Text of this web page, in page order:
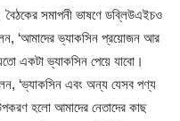
বৈঠকের সমাপনী ভাষণে ডব্লিউএইচও
‘আমাদের ভ্যাকসিন প্রয়োজন আর
একটা ভ্যাকসিন পেয়ে যাবো।
‘ভ্যাকসিন এবং অন্য যেসব পণ্য
হলো আমাদের নেতাদের কাছ